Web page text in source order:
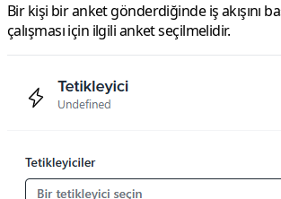
Bir kişi bir anket gönderdiğinde iş akışını
çalışması için ilgili anket seçilmelidir.